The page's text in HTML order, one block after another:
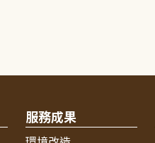
服務成果